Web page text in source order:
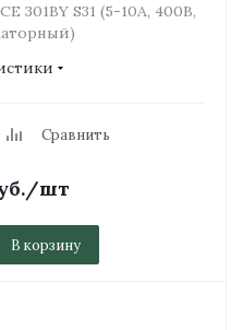
301BY S31 (5-10А, 400В,
Сравнить
/шт
В корзину